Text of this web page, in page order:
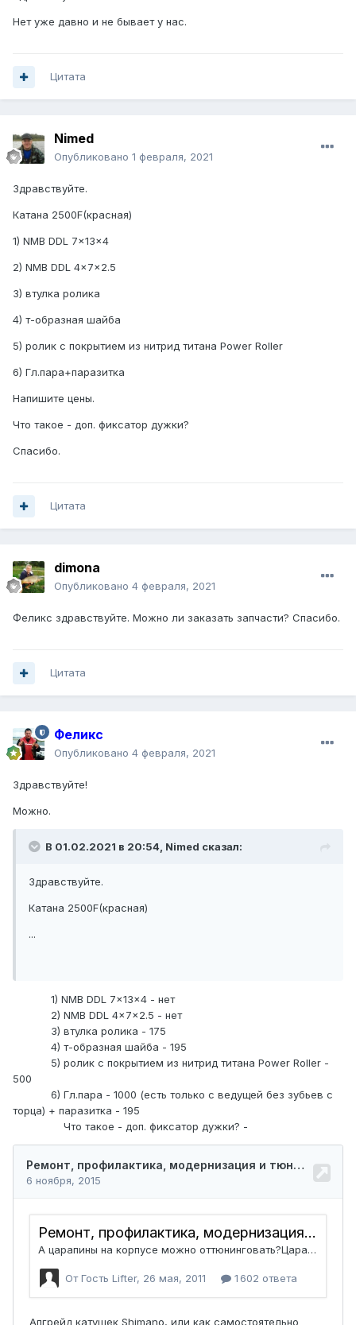
Нет уже давно и не бывает у нас.
Цитата
Nimed
Опубликовано 1 февраля, 2021
Здравствуйте.
Катана 2500F(красная)
1) NMB DDL 7x13x4
2) NMB DDL 4x7x2.5
3) втулка ролика
4) т-образная шайба
5) ролик с покрытием из нитрид титана Power Roller
6) Гл.пара+паразитка
Напишите цены.
Что такое - доп. фиксатор дужки?
Спасибо.
Цитата
dimona
Опубликовано 4 февраля, 2021
Феликс здравствуйте. Можно ли заказать запчасти? Спасибо.
Цитата
Феликс
Опубликовано 4 февраля, 2021
Здравствуйте!
Можно.
В 01.02.2021 в 20:54, Nimed сказал:
Здравствуйте.
Катана 2500F(красная)
...
1) NMB DDL 7x13x4 - нет
2) NMB DDL 4x7x2.5 - нет
3) втулка ролика - 175
4) т-образная шайба - 195
5) ролик с покрытием из нитрид титана Power Roller -
500
6) Гл.пара - 1000 (есть только с ведущей без зубьев с
торца) + паразитка - 195
Что такое - доп. фиксатор дужки? -